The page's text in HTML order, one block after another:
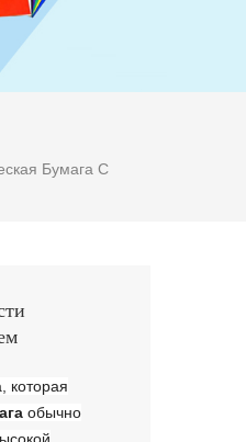
Бумага С
которая
обычно